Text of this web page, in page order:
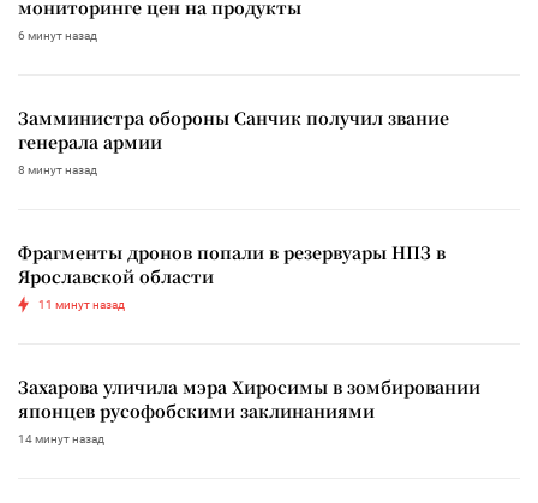
мониторинге цен на продукты
6 минут назад
Замминистра обороны Санчик получил звание
генерала армии
8 минут назад
Фрагменты дронов попали в резервуары НПЗ в
Ярославской области
11 минут назад
Захарова уличила мэра Хиросимы в зомбировании
японцев русофобскими заклинаниями
14 минут назад